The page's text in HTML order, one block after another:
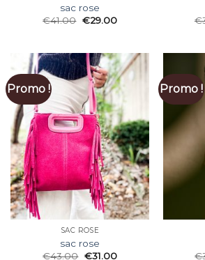
sac rose
€41.00 €29.00
€
Promo !
SAC ROSE
sac rose
€43.00 €31.00
Promo !
€